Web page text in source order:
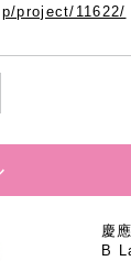
project/11622/
慶
B